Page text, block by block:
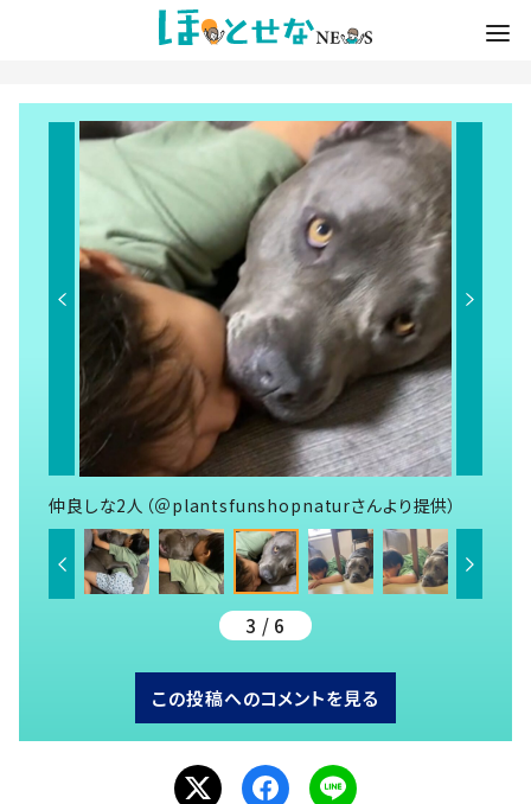
仲良しな2人（＠plantsfunshopnaturさんより提供）
3 / 6
この投稿へのコメントを見る